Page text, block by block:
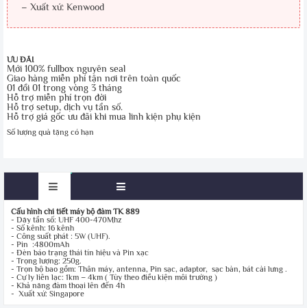
– Xuất xứ: Kenwood
ƯU ĐÃI
Mới 100% fullbox nguyên seal
Giao hàng miễn phí tận nơi trên toàn quốc
01 đổi 01 trong vòng 3 tháng
Hỗ trợ miễn phí trọn đời
Hỗ trợ setup, dịch vụ tần số.
Hỗ trợ giá gốc ưu đãi khi mua linh kiện phụ kiện
Số lượng quà tặng có hạn
Cấu hình chi tiết máy bộ đàm TK 889
- Dãy tần số: UHF 400-470Mhz
- Số kênh: 16 kênh
- Công suất phát : 5W (UHF).
- Pin :4800mAh
- Đèn báo trạng thái tín hiệu và Pin xạc
- Trọng lượng: 250g.
- Trọn bộ bao gồm: Thân máy, antenna, Pin sạc, adaptor, sạc bàn, bát cài lưng .
- Cự ly liên lạc: 1km – 4km ( Tùy theo điều kiện môi trường )
- Khả năng đàm thoại lên đến 4h
- Xuất xứ: Singapore